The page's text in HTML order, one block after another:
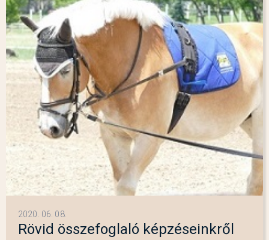
2020. 06. 08.
Rövid összefoglaló képzéseinkről